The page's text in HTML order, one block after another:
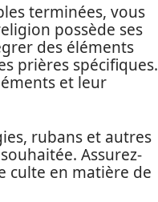
terminées, vous
possède ses
des éléments
prières spécifiques.
et leur
rubans et autres
Assurez-
culte en matière de